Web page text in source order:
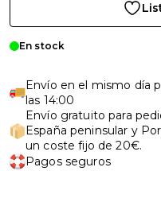
En stock
Envío en el mismo día
las 14:00
Envío gratuito para
España peninsular y
un coste fijo de 20€.
Pagos seguros